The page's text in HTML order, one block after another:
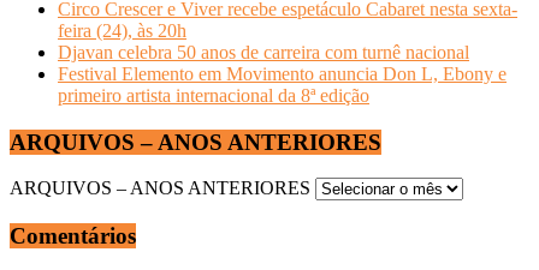
Circo Crescer e Viver recebe espetáculo Cabaret nesta sexta-
feira (24), às 20h
Djavan celebra 50 anos de carreira com turnê nacional
Festival Elemento em Movimento anuncia Don L, Ebony e
primeiro artista internacional da 8ª edição
ARQUIVOS – ANOS ANTERIORES
ARQUIVOS – ANOS ANTERIORES
Comentários